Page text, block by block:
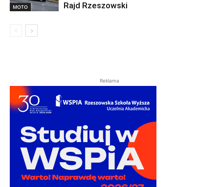
MOTO
Rajd Rzeszowski
Reklama